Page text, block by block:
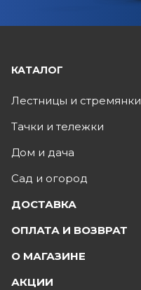
КАТАЛОГ
Лестницы и стремянки
Тачки и тележки
Дом и дача
Сад и огород
ДОСТАВКА
ОПЛАТА И ВОЗВРАТ
О МАГАЗИНЕ
АКЦИИ